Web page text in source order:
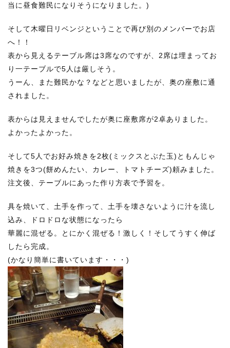
当に昼食難民になりそうになりました。)
そして木曜日リベンジということで再び別のメンバーでお店
へ！！
表から見えるテーブル席は3席なのですが、2席は埋まってお
り一テーブルで5人は厳しそう。
うーん、また難民かな？などと思いましたが、奥の座敷に通
されました。
表からは見えませんでしたが奥に座敷席が2卓ありました。
よかったよかった。
そして5人でお好み焼きを2枚(ミックスとぶた玉)ともんじゃ
焼きを3つ(餅めんたい、カレー、トマトチーズ)頼みました。
注文後、テーブルにあった作り方表で予習を。
具を焼いて、土手を作って、土手を壊さないように汁を流し
込み、ドロドロな状態になったら
華麗に混ぜる。とにかく混ぜる！激しく！そしてうすく伸ば
したら完成。
(かなり簡単に書いています・・・)